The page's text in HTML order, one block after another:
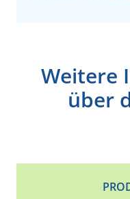
Weitere
über